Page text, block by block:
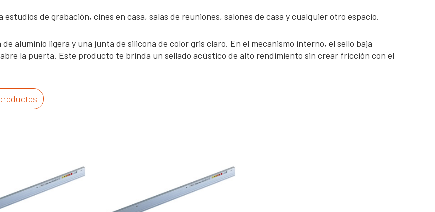
de grabación, cines en casa, salas de reuniones, salones de casa y cualquier otro espacio.
aluminio ligera y una junta de silicona de color gris claro. En el mecanismo interno, el sello baja
la puerta. Este producto te brinda un sellado acústico de alto rendimiento sin crear fricción con el